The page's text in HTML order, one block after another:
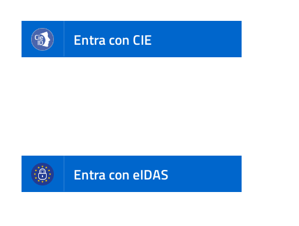
Entra con CIE
Entra con eIDAS